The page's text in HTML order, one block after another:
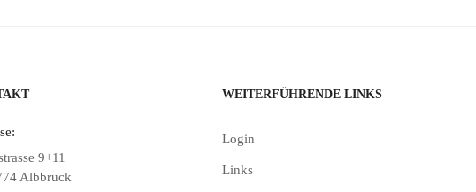
9+11
Albbruck
WEITERFÜHRENDE LINKS
Login
Links